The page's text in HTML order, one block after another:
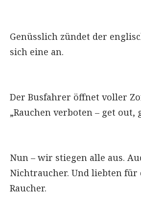
Genüsslich zündet der
sich eine an.
Der Busfahrer öffnet voller
„Rauchen verboten – get out,
Nun – wir stiegen alle aus.
Nichtraucher. Und liebten für
Raucher.